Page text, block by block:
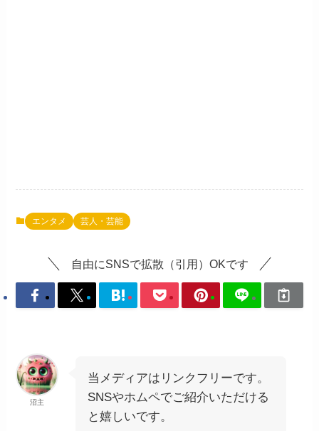
エンタメ 芸人・芸能
自由にSNSで拡散（引用）OKです
沼主
当メディアはリンクフリーです。
SNSやホムペでご紹介いただける
と嬉しいです。